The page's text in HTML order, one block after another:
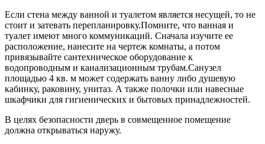
Если стена между ванной и туалетом является несущей, то не
стоит и затевать перепланировку.Помните, что ванная и
туалет имеют много коммуникаций. Сначала изучите ее
расположение, нанесите на чертеж комнаты, а потом
привязывайте сантехническое оборудование к
водопроводным и канализационным трубам.Санузел
площадью 4 кв. м может содержать ванну либо душевую
кабинку, раковину, унитаз. А также полочки или навесные
шкафчики для гигиенических и бытовых принадлежностей.
В целях безопасности дверь в совмещенное помещение
должна открываться наружу.